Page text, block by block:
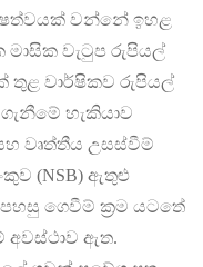
වන්නේ ඉහළ
මාසික වැටුප රුපියල්
තුළ වාර්ෂිකව රුපියල්
හැකියාව
වෘත්තීය උසස්වීම්
(NSB) ඇතුළු
ගෙවීම් ක්‍රම යටතේ
ඇත.